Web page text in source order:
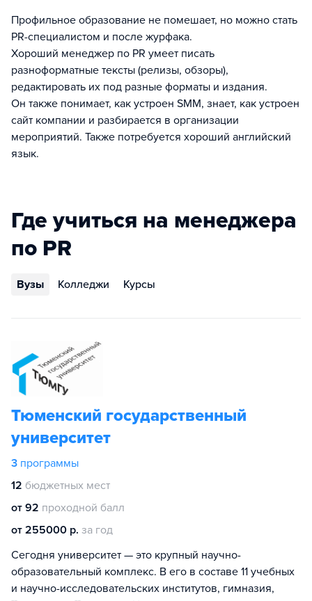
Профильное образование не помешает, но можно стать
PR-специалистом и после журфака.
Хороший менеджер по PR умеет писать
разноформатные тексты (релизы, обзоры),
редактировать их под разные форматы и издания.
Он также понимает, как устроен SMM, знает, как устроен
сайт компании и разбирается в организации
мероприятий. Также потребуется хороший английский
язык.
Где учиться на менеджера
по PR
Вузы Колледжи Курсы
Тюменский государственный
университет
3 программы
12 бюджетных мест
от 92 проходной балл
от 255000 р. за год
Сегодня университет — это крупный научно-
образовательный комплекс. В его в составе 11 учебных
и научно-исследовательских институтов, гимназия,